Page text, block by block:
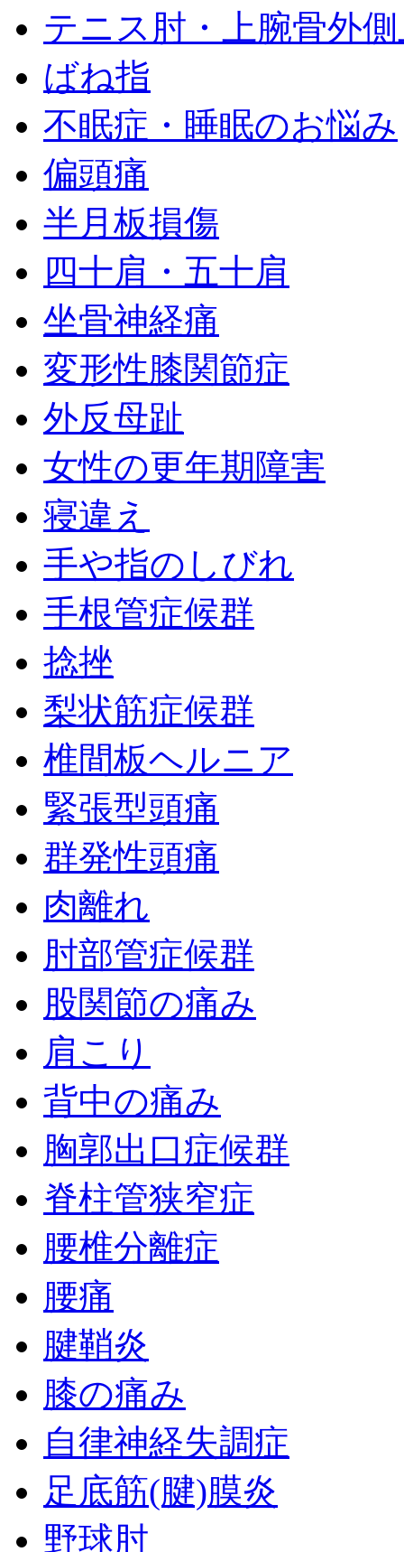
テニス肘・上腕骨外
ばね指
不眠症・睡眠のお悩み
偏頭痛
半月板損傷
四十肩・五十肩
坐骨神経痛
変形性膝関節症
外反母趾
女性の更年期障害
寝違え
手や指のしびれ
手根管症候群
捻挫
梨状筋症候群
椎間板ヘルニア
緊張型頭痛
群発性頭痛
肉離れ
肘部管症候群
股関節の痛み
肩こり
背中の痛み
胸郭出口症候群
脊柱管狭窄症
腰椎分離症
腰痛
腱鞘炎
膝の痛み
自律神経失調症
足底筋(腱)膜炎
野球肘